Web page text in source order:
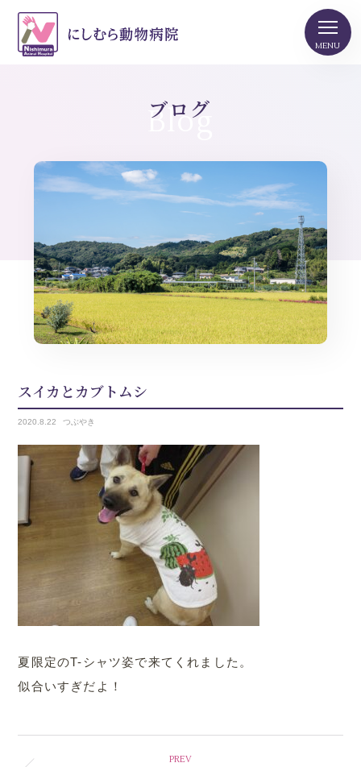
ブログ
Blog
スイカとカブトムシ
2020.8.22 つぶやき
夏限定のT-シャツ姿で来てくれました。
似合いすぎだよ！
PREV